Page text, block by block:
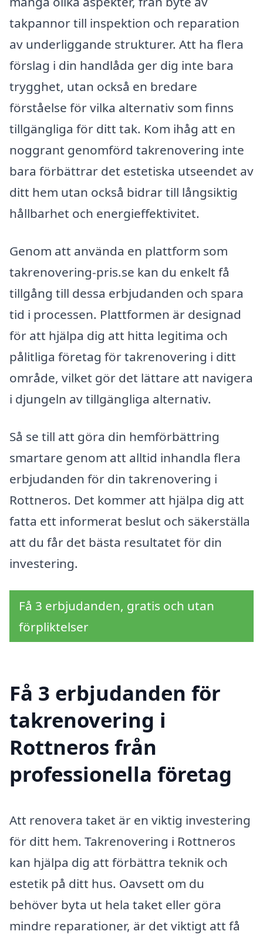
takpannor till inspektion och reparation
av underliggande strukturer. Att ha flera
förslag i din handlåda ger dig inte bara
trygghet, utan också en bredare
förståelse för vilka alternativ som finns
tillgängliga för ditt tak. Kom ihåg att en
noggrant genomförd takrenovering inte
bara förbättrar det estetiska utseendet av
ditt hem utan också bidrar till långsiktig
hållbarhet och energieffektivitet.
Genom att använda en plattform som
takrenovering-pris.se kan du enkelt få
tillgång till dessa erbjudanden och spara
tid i processen. Plattformen är designad
för att hjälpa dig att hitta legitima och
pålitliga företag för takrenovering i ditt
område, vilket gör det lättare att navigera
i djungeln av tillgängliga alternativ.
Så se till att göra din hemförbättring
smartare genom att alltid inhandla flera
erbjudanden för din takrenovering i
Rottneros. Det kommer att hjälpa dig att
fatta ett informerat beslut och säkerställa
att du får det bästa resultatet för din
investering.
Få 3 erbjudanden, gratis och utan
förpliktelser
Få 3 erbjudanden för
takrenovering i
Rottneros från
professionella företag
Att renovera taket är en viktig investering
för ditt hem. Takrenovering i Rottneros
kan hjälpa dig att förbättra teknik och
estetik på ditt hus. Oavsett om du
behöver byta ut hela taket eller göra
mindre reparationer, är det viktigt att få